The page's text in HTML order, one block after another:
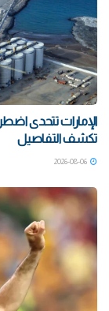
الإمارات تتحدى
تكشف التفاصيل
2026-08-06